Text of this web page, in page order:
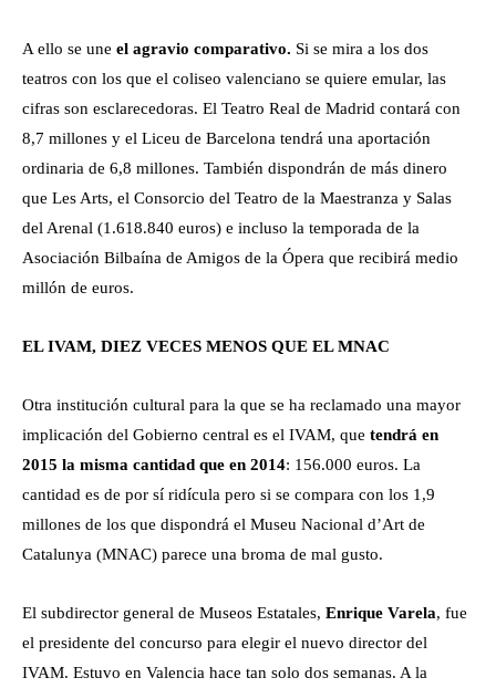
A ello se une el agravio comparativo. Si se mira a los dos
teatros con los que el coliseo valenciano se quiere emular, las
cifras son esclarecedoras. El Teatro Real de Madrid contará con
8,7 millones y el Liceu de Barcelona tendrá una aportación
ordinaria de 6,8 millones. También dispondrán de más dinero
que Les Arts, el Consorcio del Teatro de la Maestranza y Salas
del Arenal (1.618.840 euros) e incluso la temporada de la
Asociación Bilbaína de Amigos de la Ópera que recibirá medio
millón de euros.
EL IVAM, DIEZ VECES MENOS QUE EL MNAC
Otra institución cultural para la que se ha reclamado una mayor
implicación del Gobierno central es el IVAM, que tendrá en
2015 la misma cantidad que en 2014: 156.000 euros. La
cantidad es de por sí ridícula pero si se compara con los 1,9
millones de los que dispondrá el Museu Nacional d’Art de
Catalunya (MNAC) parece una broma de mal gusto.
El subdirector general de Museos Estatales, Enrique Varela, fue
el presidente del concurso para elegir el nuevo director del
IVAM. Estuvo en Valencia hace tan solo dos semanas. A la